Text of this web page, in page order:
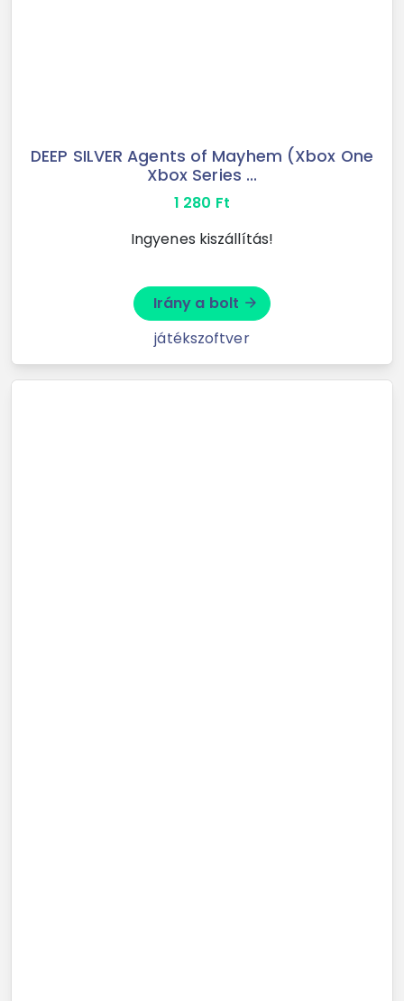
DEEP SILVER Agents of Mayhem (Xbox One
Xbox Series ...
1 280 Ft
Ingyenes kiszállítás!
Irány a bolt arrow_forward
játékszoftver